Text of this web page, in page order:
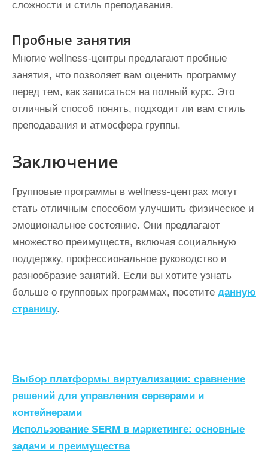
сложности и стиль преподавания.
Пробные занятия
Многие wellness-центры предлагают пробные
занятия, что позволяет вам оценить программу
перед тем, как записаться на полный курс. Это
отличный способ понять, подходит ли вам стиль
преподавания и атмосфера группы.
Заключение
Групповые программы в wellness-центрах могут
стать отличным способом улучшить физическое и
эмоциональное состояние. Они предлагают
множество преимуществ, включая социальную
поддержку, профессиональное руководство и
разнообразие занятий. Если вы хотите узнать
больше о групповых программах, посетите данную
страницу.
Н
а
в
и
Выбор платформы виртуализации: сравнение
решений для управления серверами и
контейнерами
Использование SERM в маркетинге: основные
задачи и преимущества